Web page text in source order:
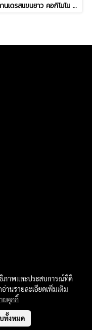
คาฟทานเดรสแขนยาว คอกิโมโน - สีแดง : ลายเจ้าเหมียวจอมซนกับโหลปลาทอง
ธิภาพและประสบการณ์ที่ดี
านรายละเอียดเพิ่มเติม
ยคุกกี้
ทั้งหมด